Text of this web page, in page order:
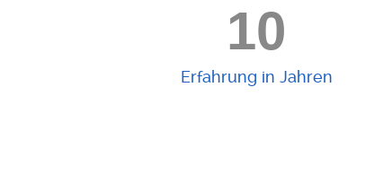
10
Erfahrung in Jahren